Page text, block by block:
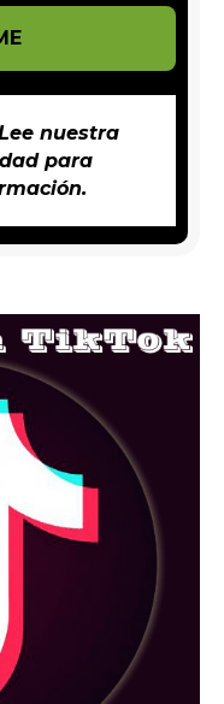
nuestra
para